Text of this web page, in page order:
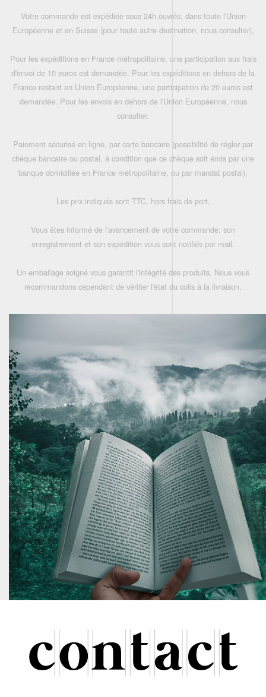
Votre commande est expédiée sous 24h ouvrés, dans toute l'Union
Européenne et en Suisse (pour toute autre destination, nous consulter),
Pour les expéditions en France métropolitaine, une participation aux frais
d'envoi de 10 euros est demandée. Pour les expéditions en dehors de la
France restant en Union Européenne, une participation de 20 euros est
demandée. Pour les envois en dehors de l'Union Européenne, nous
consulter.
Paiement sécurisé en ligne, par carte bancaire (possibilité de régler par
chèque bancaire ou postal, à condition que ce chèque soit émis par une
banque domiciliée en France métropolitaine, ou par mandat postal),
Les prix indiqués sont TTC, hors frais de port,
Vous êtes informé de l'avancement de votre commande: son
enregistrement et son expédition vous sont notifiés par mail.
Un emballage soigné vous garantit l'intégrité des produits. Nous vous
recommandons cependant de vérifier l'état du colis à la livraison.